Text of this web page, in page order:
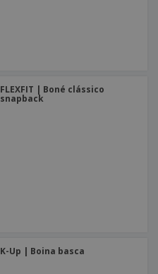
FLEXFIT | Boné clássico
snapback
K-Up | Boina basca